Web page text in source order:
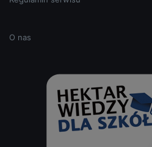
O nas